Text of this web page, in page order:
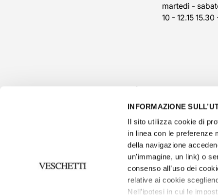
INFORMAZIONE
Il sito utilizza cookie di
in linea con le preferenze
della navigazione
un'immagine, un link) o
consenso all’uso dei
relative ai cookie
Nell’ipotesi in cui le
martedì -
10 - 12.15 15.30
privacy